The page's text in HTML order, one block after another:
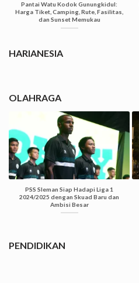
Pantai Watu Kodok Gunungkidul:
Harga Tiket, Camping, Rute, Fasilitas,
dan Sunset Memukau
HARIANESIA
OLAHRAGA
PSS Sleman Siap Hadapi Liga 1
2024/2025 dengan Skuad Baru dan
Ambisi Besar
PENDIDIKAN